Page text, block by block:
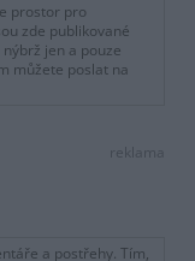
prostor pro
zde publikované
jen a pouze
můžete poslat na
reklama
a postřehy. Tím,